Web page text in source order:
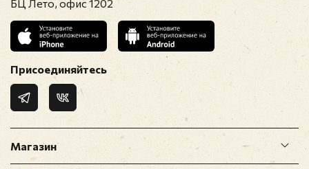
Магазин
БЦ Лето, офис 1202
Присоединяйтесь